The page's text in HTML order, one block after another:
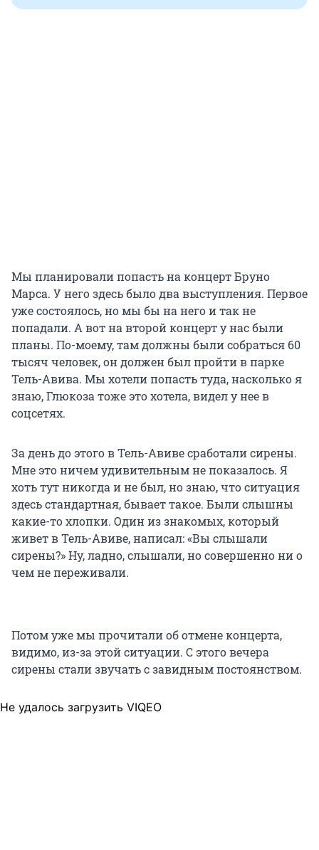
Мы планировали попасть на концерт Бруно
Марса. У него здесь было два выступления. Первое
уже состоялось, но мы бы на него и так не
попадали. А вот на второй концерт у нас были
планы. По-моему, там должны были собраться 60
тысяч человек, он должен был пройти в парке
Тель-Авива. Мы хотели попасть туда, насколько я
знаю, Глюкоза тоже это хотела, видел у нее в
соцсетях.
За день до этого в Тель-Авиве сработали сирены.
Мне это ничем удивительным не показалось. Я
хоть тут никогда и не был, но знаю, что ситуация
здесь стандартная, бывает такое. Были слышны
какие-то хлопки. Один из знакомых, который
живет в Тель-Авиве, написал: «Вы слышали
сирены?» Ну, ладно, слышали, но совершенно ни о
чем не переживали.
Потом уже мы прочитали об отмене концерта,
видимо, из-за этой ситуации. С этого вечера
сирены стали звучать с завидным постоянством.
Не удалось загрузить VIQEO